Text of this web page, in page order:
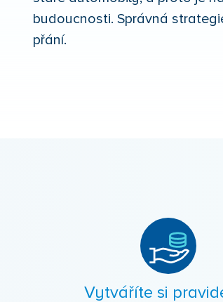
budoucnosti. Správná
přání.
Vytváříte si